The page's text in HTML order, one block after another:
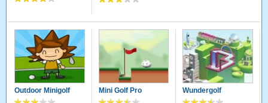
Outdoor Minigolf Mini Golf Pro Wundergolf